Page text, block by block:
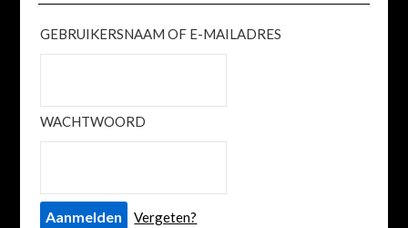
GEBRUIKERSNAAM OF E-MAILADRES
WACHTWOORD
Vergeten?